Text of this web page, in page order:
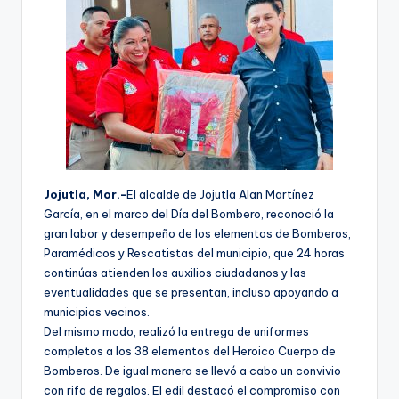
Jojutla, Mor.-El alcalde de Jojutla Alan Martínez
García, en el marco del Día del Bombero, reconoció la
gran labor y desempeño de los elementos de Bomberos,
Paramédicos y Rescatistas del municipio, que 24 horas
continúas atienden los auxilios ciudadanos y las
eventualidades que se presentan, incluso apoyando a
municipios vecinos.
Del mismo modo, realizó la entrega de uniformes
completos a los 38 elementos del Heroico Cuerpo de
Bomberos. De igual manera se llevó a cabo un convivio
con rifa de regalos. El edil destacó el compromiso con